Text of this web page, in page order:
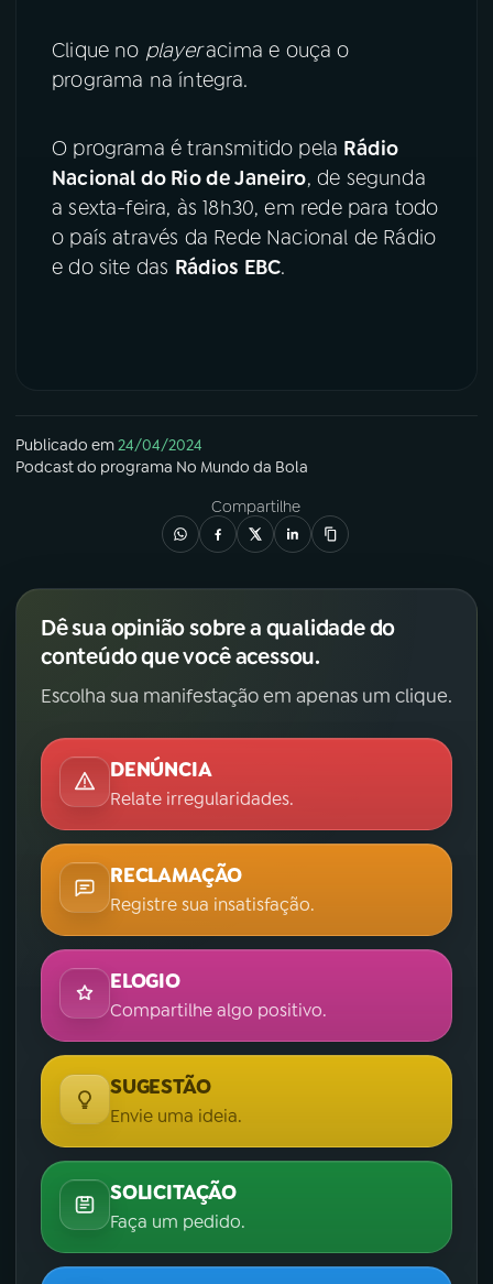
Clique no playeracima e ouça o
programa na íntegra.
O programa é transmitido pela Rádio
Nacional do Rio de Janeiro, de segunda
a sexta-feira, às 18h30, em rede para todo
o país através da Rede Nacional de Rádio
e do site das Rádios EBC.
Publicado em24/04/2024
Podcastdo programa No Mundo da Bola
Compartilhe
Dê sua opinião sobre a qualidade do
conteúdo que você acessou.
Escolha sua manifestação em apenas um clique.
DENÚNCIA
Relate irregularidades.
RECLAMAÇÃO
Registre sua insatisfação.
ELOGIO
Compartilhe algo positivo.
SUGESTÃO
Envie uma ideia.
SOLICITAÇÃO
Faça um pedido.